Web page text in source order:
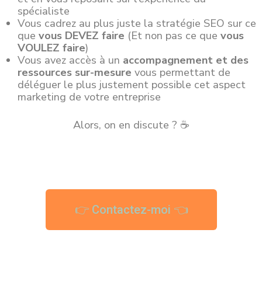
spécialiste
Vous cadrez au plus juste la stratégie SEO sur ce
que vous DEVEZ faire (Et non pas ce que vous
VOULEZ faire)
Vous avez accès à un accompagnement et des
ressources sur-mesure vous permettant de
déléguer le plus justement possible cet aspect
marketing de votre entreprise
Alors, on en discute ? ☕
👉 Contactez-moi 👈